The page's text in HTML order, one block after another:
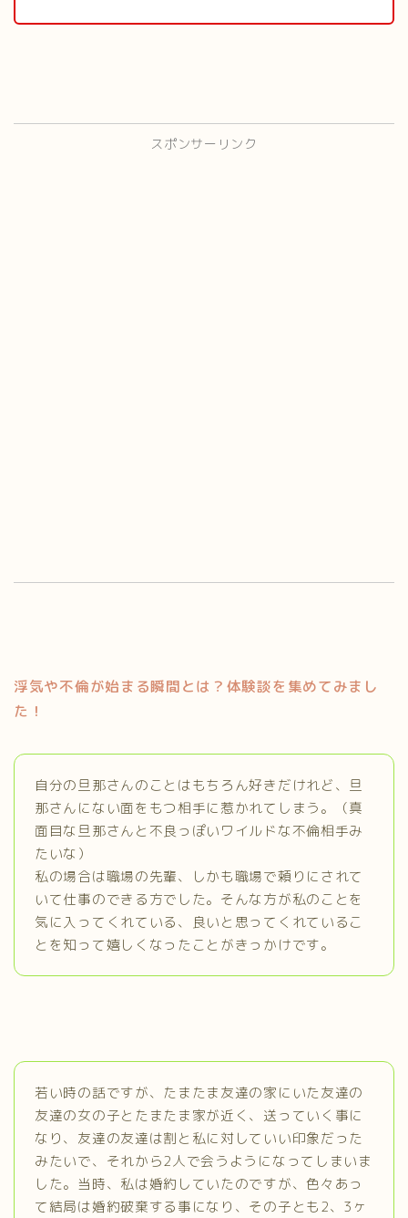
スポンサーリンク
浮気や不倫が始まる瞬間とは？体験談を集めてみまし
た！
自分の旦那さんのことはもちろん好きだけれど、旦
那さんにない面をもつ相手に惹かれてしまう。（真
面目な旦那さんと不良っぽいワイルドな不倫相手み
たいな）
私の場合は職場の先輩、しかも職場で頼りにされて
いて仕事のできる方でした。そんな方が私のことを
気に入ってくれている、良いと思ってくれているこ
とを知って嬉しくなったことがきっかけです。
若い時の話ですが、たまたま友達の家にいた友達の
友達の女の子とたまたま家が近く、送っていく事に
なり、友達の友達は割と私に対していい印象だった
みたいで、それから2人で会うようになってしまいま
した。当時、私は婚約していたのですが、色々あっ
て結局は婚約破棄する事になり、その子とも2、3ヶ